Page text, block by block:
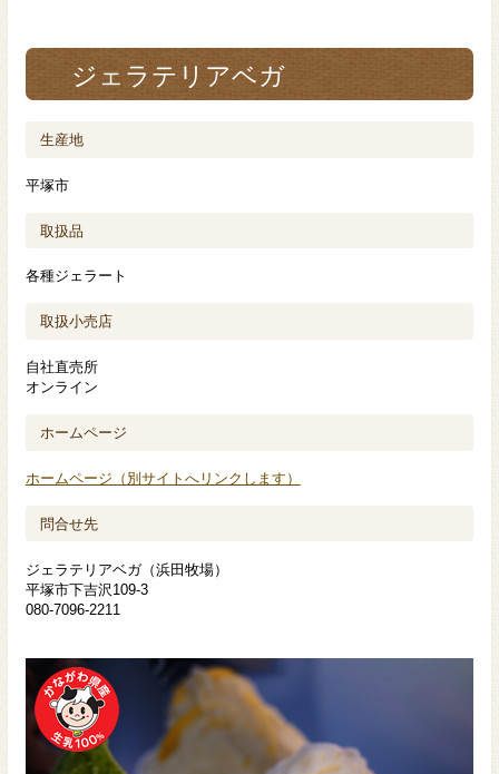
ジェラテリアベガ
生産地
平塚市
取扱品
各種ジェラート
取扱小売店
自社直売所
オンライン
ホームページ
ホームページ（別サイトへリンクします）
問合せ先
ジェラテリアベガ（浜田牧場）
平塚市下吉沢109-3
080-7096-2211